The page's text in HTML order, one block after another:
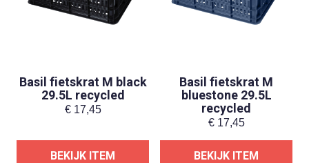
Basil fietskrat M black
29.5L recycled
€17,45
BEKIJK ITEM
Basil fietskrat M
bluestone 29.5L
recycled
€17,45
BEKIJK ITEM